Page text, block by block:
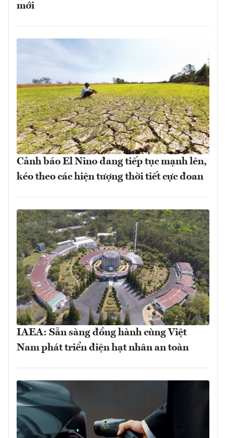
mới
Cảnh báo El Nino đang tiếp tục mạnh lên,
kéo theo các hiện tượng thời tiết cực đoan
IAEA: Sẵn sàng đồng hành cùng Việt
Nam phát triển điện hạt nhân an toàn